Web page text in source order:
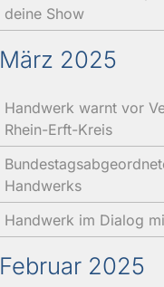
deine Show
März 2025
Handwerk warnt vor
Rhein-Erft-Kreis
Handwerks
Handwerk im Dialog
Februar 2025